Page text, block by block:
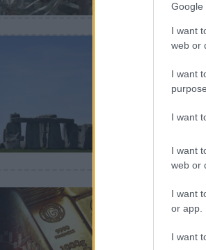
Google
I want
web or
I want
I want
I want
web or
I want
or app.
I want
a
2023. január 11.
A saját
Az
2022. november 9.
A Hitler
fedezhet